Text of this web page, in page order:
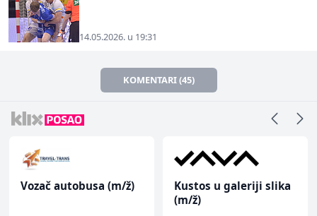
14.05.2026. u 19:31
KOMENTARI (45)
Vozač autobusa (m/ž)
Kustos u galeriji slika
(m/ž)